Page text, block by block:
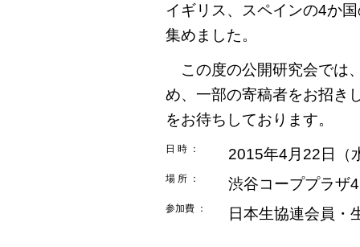
イギリス、スペインの4か
集めました。
この度の公開研究会では
め、一部の寄稿者をお招き
をお待ちしております。
日 時 ： 2015年4月22日
場 所 ： 渋谷コーププラ
参加費 ： 日本生協連会員・